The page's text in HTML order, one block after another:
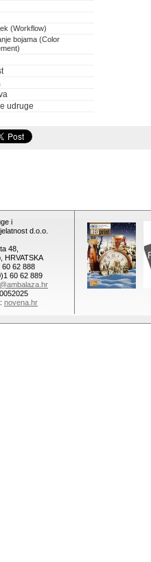
(Workflow)
bojama (Color
udruge
i
d.o.o.
48,
HRVATSKA
60 62 888
60 62 889
novena.hr